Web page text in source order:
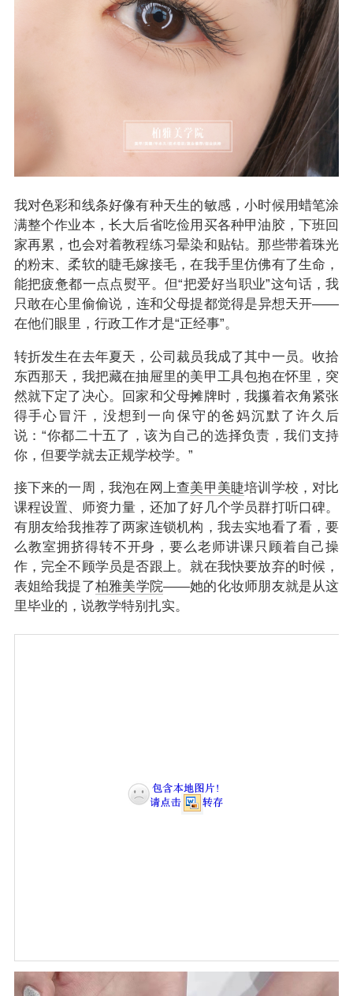
我对色彩和线条好像有种天生的敏感，小时候用蜡笔涂
满整个作业本，长大后省吃俭用买各种甲油胶，下班回
家再累，也会对着教程练习晕染和贴钻。那些带着珠光
的粉末、柔软的睫毛嫁接毛，在我手里仿佛有了生命，
能把疲惫都一点点熨平。但“把爱好当职业”这句话，我
只敢在心里偷偷说，连和父母提都觉得是异想天开——
在他们眼里，行政工作才是“正经事”。
转折发生在去年夏天，公司裁员我成了其中一员。收拾
东西那天，我把藏在抽屉里的美甲工具包抱在怀里，突
然就下定了决心。回家和父母摊牌时，我攥着衣角紧张
得手心冒汗，没想到一向保守的爸妈沉默了许久后
说：“你都二十五了，该为自己的选择负责，我们支持
你，但要学就去正规学校学。”
接下来的一周，我泡在网上查美甲美睫培训学校，对比
课程设置、师资力量，还加了好几个学员群打听口碑。
有朋友给我推荐了两家连锁机构，我去实地看了看，要
么教室拥挤得转不开身，要么老师讲课只顾着自己操
作，完全不顾学员是否跟上。就在我快要放弃的时候，
表姐给我提了柏雅美学院——她的化妆师朋友就是从这
里毕业的，说教学特别扎实。